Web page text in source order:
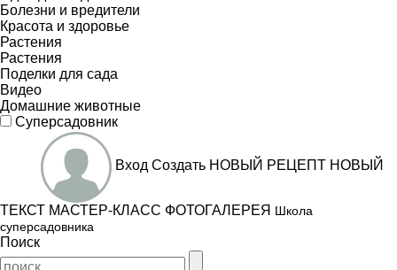
Болезни и вредители
Красота и здоровье
Растения
Растения
Поделки для сада
Видео
Домашние животные
Суперсадовник
Вход Создать НОВЫЙ РЕЦЕПТ НОВЫЙ
ТЕКСТ МАСТЕР-КЛАСС ФОТОГАЛЕРЕЯ Школа
суперсадовника
Поиск